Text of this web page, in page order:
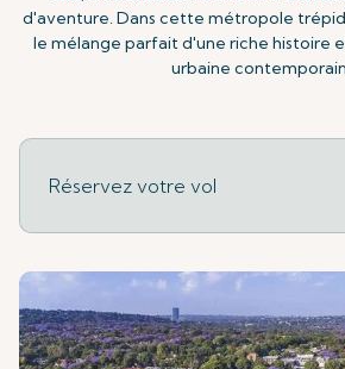
d'aventure. Dans cette métropole
le mélange parfait d'une riche histoire
urbaine
Réservez votre vol